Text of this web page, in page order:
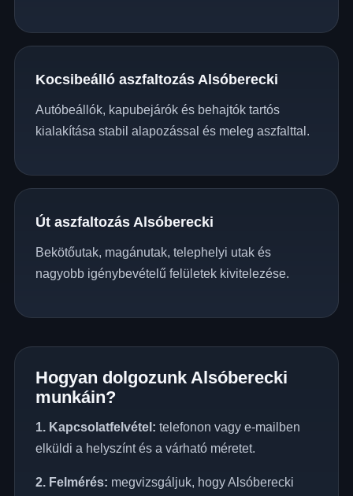
Kocsibeálló aszfaltozás Alsóberecki
Autóbeállók, kapubejárók és behajtók tartós
kialakítása stabil alapozással és meleg aszfalttal.
Út aszfaltozás Alsóberecki
Bekötőutak, magánutak, telephelyi utak és
nagyobb igénybevételű felületek kivitelezése.
Hogyan dolgozunk Alsóberecki
munkáin?
1. Kapcsolatfelvétel: telefonon vagy e-mailben
elküldi a helyszínt és a várható méretet.
2. Felmérés: megvizsgáljuk, hogy Alsóberecki